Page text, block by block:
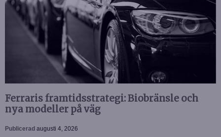
Ferraris framtidsstrategi: Biobränsle och
nya modeller på väg
Publicerad augusti 4, 2026